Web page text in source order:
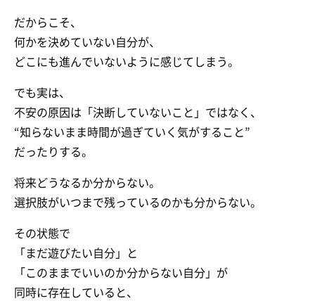
だからこそ、
何かを決めていない自分が、
どこにも進んでいないように感じてしまう。
でも実は、
不安の原因は「決断していないこと」ではなく、
“知らないまま時間が過ぎていく気がすること”
だったりする。
将来どうなるか分からない。
選択肢がいつまで残っているのかも分からない。
その状態で
「まだ遊びたい自分」と
「このままでいいのか分からない自分」が
同時に存在していると、